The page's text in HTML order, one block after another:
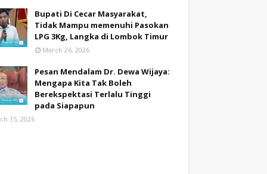
Bupati Di Cecar Masyarakat,
Tidak Mampu memenuhi Pasokan
LPG 3Kg, Langka di Lombok Timur
March 26, 2026
Pesan Mendalam Dr. Dewa Wijaya:
Mengapa Kita Tak Boleh
Berekspektasi Terlalu Tinggi
pada Siapapun
15, 2026